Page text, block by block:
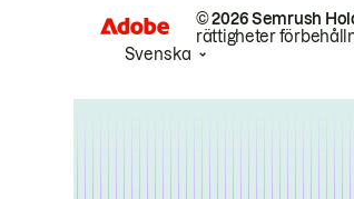
© 2026 Semrush
rättigheter
Svenska